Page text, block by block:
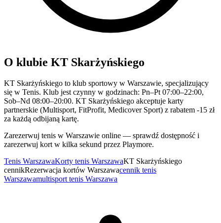
O klubie KT Skarżyńskiego
KT Skarżyńskiego to klub sportowy w Warszawie, specjalizujący
się w Tenis. Klub jest czynny w godzinach: Pn–Pt 07:00–22:00,
Sob–Nd 08:00–20:00. KT Skarżyńskiego akceptuje karty
partnerskie (Multisport, FitProfit, Medicover Sport) z rabatem -15 zł
za każdą odbijaną kartę.
Zarezerwuj tenis w Warszawie online — sprawdź dostępność i
zarezerwuj kort w kilka sekund przez Playmore.
Tenis WarszawaKorty tenis WarszawaKT Skarżyńskiego
cennikRezerwacja kortów Warszawacennik tenis
Warszawamultisport tenis Warszawa